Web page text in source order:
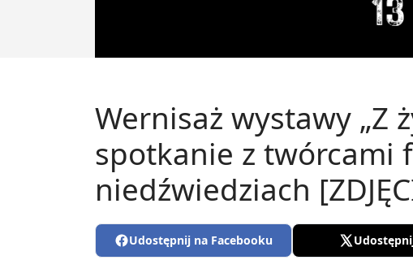
Wernisaż wystawy „Z
spotkanie z twórcami
niedźwiedziach
Udostępnij na Facebooku